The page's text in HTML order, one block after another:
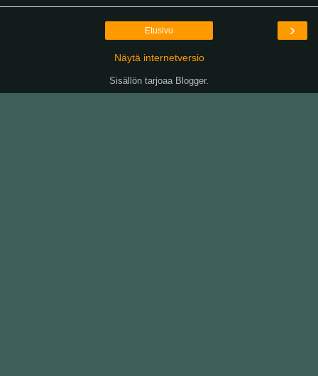
›
Etusivu
Näytä internetversio
Sisällön tarjoaa Blogger.